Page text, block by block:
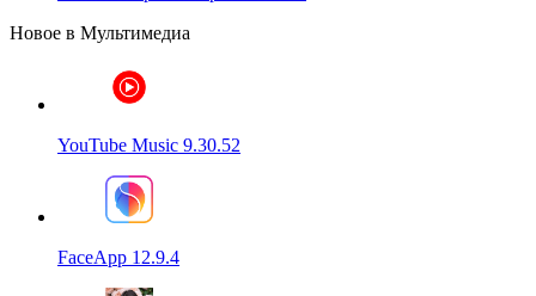
Новое в Мультимедиа
YouTube Music 9.30.52
FaceApp 12.9.4